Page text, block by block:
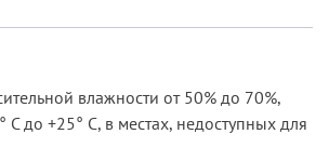
влажности от 50% до 70%,
С до +25° С, в местах, недоступных для